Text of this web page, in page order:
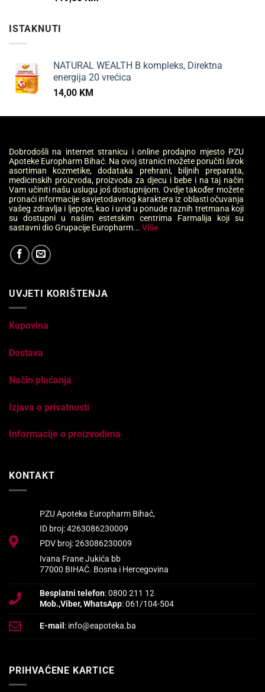
ISTAKNUTI
NATURAL WEALTH B kompleks, Direktna
energija 20 vrećica
14,00 KM
Dobrodošli na internet stranicu i online prodajno mjesto PZU
Apoteke Europharm Bihać. Na ovoj stranici možete poručiti širok
asortiman kozmetike, dodataka prehrani, biljnih preparata,
medicinskih proizvoda, proizvoda za djecu i bebe i na taj način
Vam učiniti našu uslugu još dostupnijom. Ovdje također možete
pronaći informacije savjetodavnog karaktera iz oblasti očuvanja
vašeg zdravlja i ljepote, kao i uvid u ponude raznih tretmana koji
su dostupni u našim estetskim centrima Farmalija koji su
sastavni dio Grupacije Europharm... Više
UVJETI KORIŠTENJA
Kupovina
Dostava
Način plaćanja
Izjava o privatnosti
Informacije o proizvodima
KONTAKT
PZU Apoteka Europharm Bihać,
ID broj: 4263086230009
PDV broj: 263086230009
Ivana Frane Jukića bb
77000 BIHAĆ. Bosna i Hercegovina
Besplatni telefon: 0800 211 12
Mob.,Viber, WhatsApp: 061/104-504
E-mail : info@eapoteka.ba
PRIHVAĆENE KARTICE